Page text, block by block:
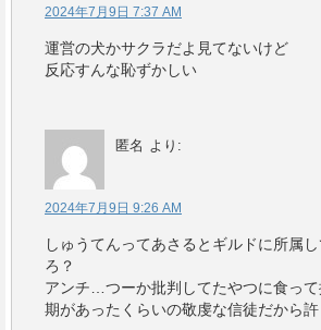
2024年7月9日 7:37 AM
運営の犬かサクラだよ見てないけど
反応すんな恥ずかしい
匿名 より:
2024年7月9日 9:26 AM
しゅうてんってあさるとギルドに所属
ろ？
アンチ…つーか批判してたやつに食っ
期があったくらいの敬虔な信徒だから